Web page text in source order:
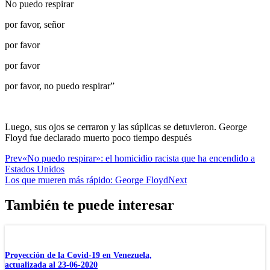
No puedo respirar
por favor, señor
por favor
por favor
por favor, no puedo respirar”
Luego, sus ojos se cerraron y las súplicas se detuvieron. George
Floyd fue declarado muerto poco tiempo después
Prev«No puedo respirar»: el homicidio racista que ha encendido a
Estados Unidos
Los que mueren más rápido: George FloydNext
También te puede interesar
Proyección de la Covid-19 en Venezuela,
actualizada al 23-06-2020